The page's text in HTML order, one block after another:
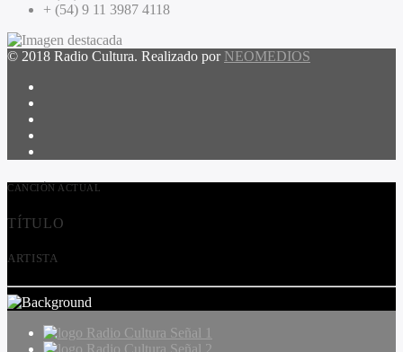
+ (54) 9 11 3987 4118
© 2018 Radio Cultura. Realizado por NEOMEDIOS
CANCIÓN ACTUAL
TÍTULO
ARTISTA
Radio Cultura Señal 1